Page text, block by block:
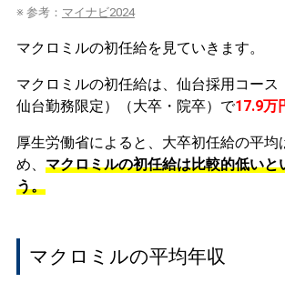
※ 参考： マイナビ2024
マクロミルの初任給を見ていきます。
マクロミルの初任給は、仙台採用コース
仙台勤務限定）（大卒・院卒）で17.9万
厚生労働省によると、大卒初任給の平均
め、 マクロミルの初任給は比較的低いと
う。
マクロミルの平均年収